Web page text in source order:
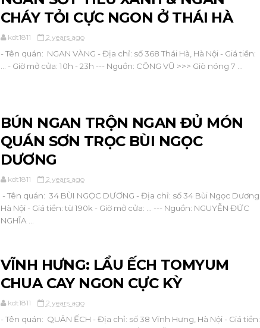
CHÁY TỎI CỰC NGON Ở THÁI HÀ
kdt1811 2 years ago
- Tên quán: NGAN VÀNG - Địa chỉ: số 368 Thái Hà, Hà Nội - Giá tiền:
... - Giờ mở cửa: 10h - 23h --- Nguồn: CÔNG VŨ >>> Giò nóng 7 ...
BÚN NGAN TRỘN NGAN ĐỦ MÓN
QUÁN SƠN TRỌC BÙI NGỌC
DƯƠNG
kdt1811 2 years ago
- Tên quán: 34 BÙI NGỌC DƯƠNG - Địa chỉ: số 34 Bùi Ngọc Dương,
Hà Nội - Giá tiền: từ 190k - Giờ mở cửa: ... --- Nguồn: NGUYỄN ĐỨC
NGHĨA ...
VĨNH HƯNG: LẨU ẾCH TOMYUM
CHUA CAY NGON CỰC KỲ
kdt1811 2 years ago
- Tên quán: QUÂN ẾCH - Địa chỉ: số 38 Vĩnh Hưng, Hà Nội - Giá tiền: